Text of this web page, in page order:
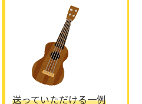
送っていただける一例